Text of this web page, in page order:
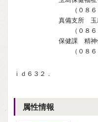
（０８６－５２
真備支所 玉島保健
（０８６－６９
保健課 精神保
（０８６－４３
ｉｄ６３２．
属性情報